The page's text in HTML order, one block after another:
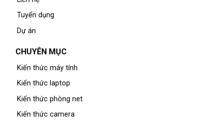
Tuyển dụng
Dự án
CHUYÊN MỤC
Kiến thức máy tính
Kiến thức laptop
Kiến thức phòng net
Kiến thức camera